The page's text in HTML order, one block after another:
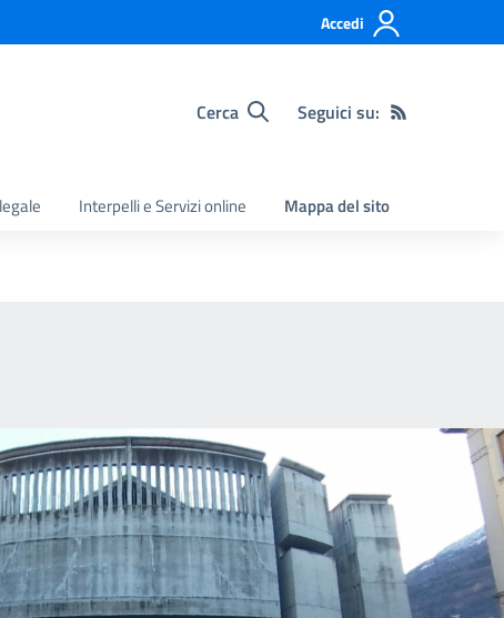
Accedi
Cerca Seguici su:
Interpelli e Servizi online Mappa del sito